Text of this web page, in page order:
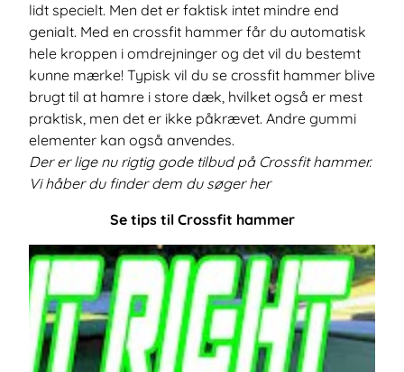
lidt specielt. Men det er faktisk intet mindre end
genialt. Med en crossfit hammer får du automatisk
hele kroppen i omdrejninger og det vil du bestemt
kunne mærke! Typisk vil du se crossfit hammer blive
brugt til at hamre i store dæk, hvilket også er mest
praktisk, men det er ikke påkrævet. Andre gummi
elementer kan også anvendes.
Der er lige nu rigtig gode tilbud på Crossfit hammer.
Vi håber du finder dem du søger her
Se tips til Crossfit hammer